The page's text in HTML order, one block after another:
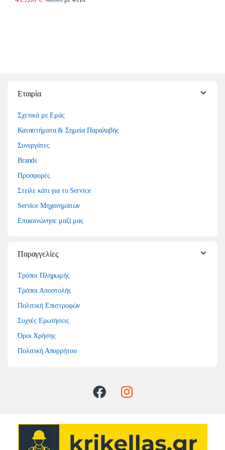
Εταιρία
Σχετικά με Εμάς
Καταστήματα & Σημεία Παραλαβής
Συνεργάτες
Brands
Προσφορές
Στείλε κάτι για το Service
Service Μηχανημάτων
Επικοινώνησε μαζί μας
Παραγγελίες
Τρόποι Πληρωμής
Τρόποι Αποστολής
Πολιτική Επιστροφών
Συχνές Ερωτήσεις
Όροι Χρήσης
Πολιτική Απορρήτου